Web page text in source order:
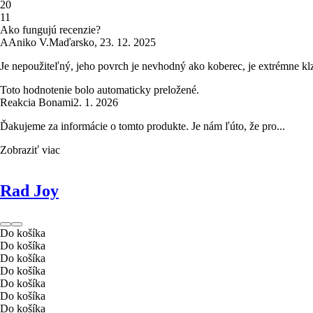
20
11
Ako fungujú recenzie?
AAniko V.Maďarsko, 23. 12. 2025
Je nepoužiteľný, jeho povrch je nevhodný ako koberec, je extrémne
Toto hodnotenie bolo automaticky preložené.
Reakcia Bonami2. 1. 2026
Ďakujeme za informácie o tomto produkte. Je nám ľúto, že pro...
Zobraziť viac
Rad Joy
Do košíka
Do košíka
Do košíka
Do košíka
Do košíka
Do košíka
Do košíka